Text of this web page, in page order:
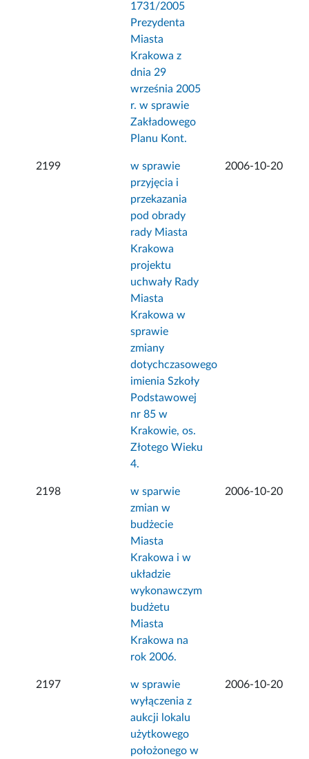
1731/2005
Prezydenta
Miasta
Krakowa z
dnia 29
września 2005
r. w sprawie
Zakładowego
Planu Kont.
2199
w sprawie
przyjęcia i
przekazania
pod obrady
rady Miasta
Krakowa
projektu
uchwały Rady
Miasta
Krakowa w
sprawie
zmiany
dotychczasowego
imienia Szkoły
Podstawowej
nr 85 w
Krakowie, os.
Złotego Wieku
4.
2006-10-20
2198
w sparwie
zmian w
budżecie
Miasta
Krakowa i w
układzie
wykonawczym
budżetu
Miasta
Krakowa na
rok 2006.
2006-10-20
2197
w sprawie
wyłączenia z
aukcji lokalu
użytkowego
położonego w
2006-10-20